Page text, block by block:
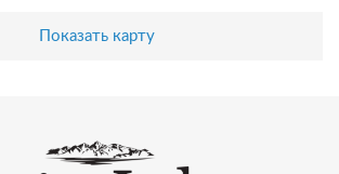
Показать карту